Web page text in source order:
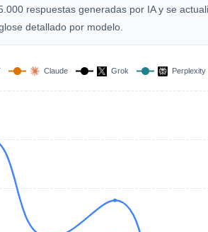
respuestas generadas por IA y se
detallado por modelo.